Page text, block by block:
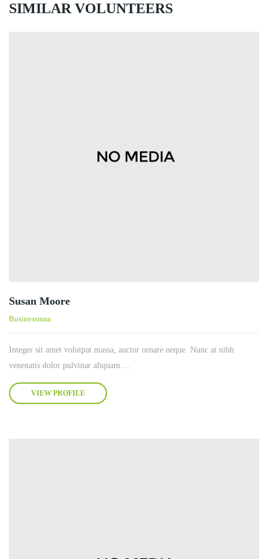
SIMILAR VOLUNTEERS
Susan Moore
Businessman
Integer sit amet volutpat massa, auctor ornare neque. Nunc at nibh
venenatis dolor pulvinar aliquam....
VIEW PROFILE